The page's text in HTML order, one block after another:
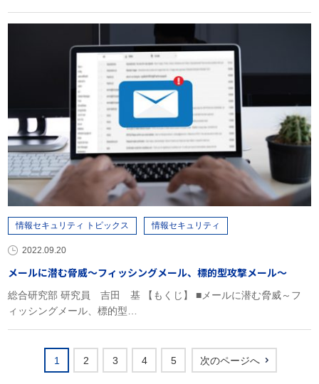
情報セキュリティ トピックス 情報セキュリティ
2022.09.20
メールに潜む脅威～フィッシングメール、標的型攻撃メール～
総合研究部 研究員 吉田 基 【もくじ】 ■メールに潜む脅威～フ
ィッシングメール、標的型…
1 2 3 4 5 次のページへ